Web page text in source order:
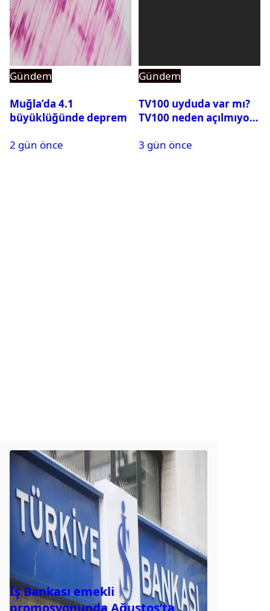
Gündem
Muğla’da 4.1
büyüklüğünde deprem
2 gün önce
Gündem
TV100 uyduda var mı?
TV100 neden açılmıyor?
3 gün önce
İş Bankası emekli